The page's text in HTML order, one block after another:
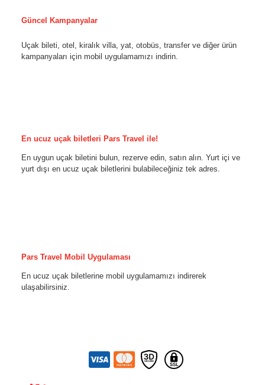
Güncel Kampanyalar
Uçak bileti, otel, kiralık villa, yat, otobüs, transfer ve diğer ürün
kampanyaları için mobil uygulamamızı indirin.
En ucuz uçak biletleri Pars Travel ile!
En uygun uçak biletini bulun, rezerve edin, satın alın. Yurt içi ve
yurt dışı en ucuz uçak biletlerini bulabileceğiniz tek adres.
Pars Travel Mobil Uygulaması
En ucuz uçak biletlerine mobil uygulamamızı indirerek
ulaşabilirsiniz.